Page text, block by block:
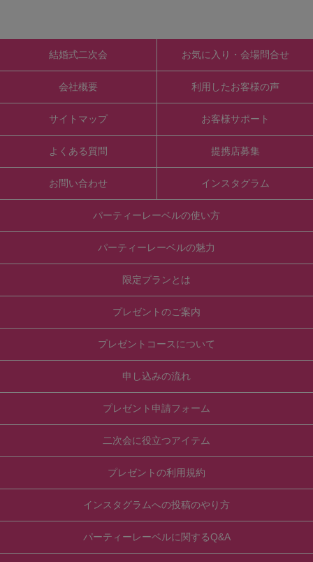
結婚式二次会
会社概要
サイトマップ
よくある質問
お問い合わせ
お気に入り・会場問合せ
利用したお客様の声
お客様サポート
提携店募集
インスタグラム
パーティーレーベルの使い方
パーティーレーベルの魅力
限定プランとは
プレゼントのご案内
プレゼントコースについて
申し込みの流れ
プレゼント申請フォーム
二次会に役立つアイテム
プレゼントの利用規約
インスタグラムへの投稿のやり方
パーティーレーベルに関するQ&A